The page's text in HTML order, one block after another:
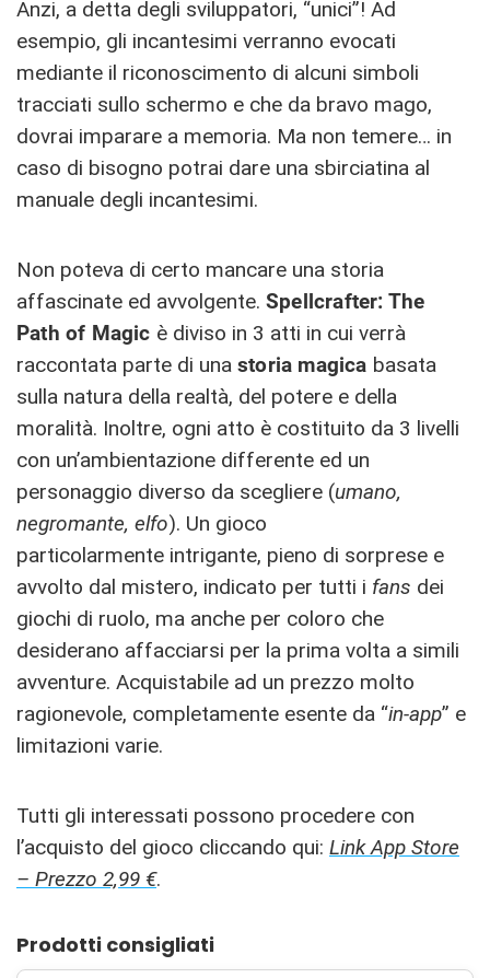
Anzi, a detta degli sviluppatori, “unici”! Ad
esempio, gli incantesimi verranno evocati
mediante il riconoscimento di alcuni simboli
tracciati sullo schermo e che da bravo mago,
dovrai imparare a memoria. Ma non temere… in
caso di bisogno potrai dare una sbirciatina al
manuale degli incantesimi.
Non poteva di certo mancare una storia
affascinate ed avvolgente. Spellcrafter: The
Path of Magic è diviso in 3 atti in cui verrà
raccontata parte di una storia magica basata
sulla natura della realtà, del potere e della
moralità. Inoltre, ogni atto è costituito da 3 livelli
con un’ambientazione differente ed un
personaggio diverso da scegliere (umano,
negromante, elfo). Un gioco
particolarmente intrigante, pieno di sorprese e
avvolto dal mistero, indicato per tutti i fans dei
giochi di ruolo, ma anche per coloro che
desiderano affacciarsi per la prima volta a simili
avventure. Acquistabile ad un prezzo molto
ragionevole, completamente esente da “in-app” e
limitazioni varie.
Tutti gli interessati possono procedere con
l’acquisto del gioco cliccando qui: Link App Store
– Prezzo 2,99 €.
Prodotti consigliati